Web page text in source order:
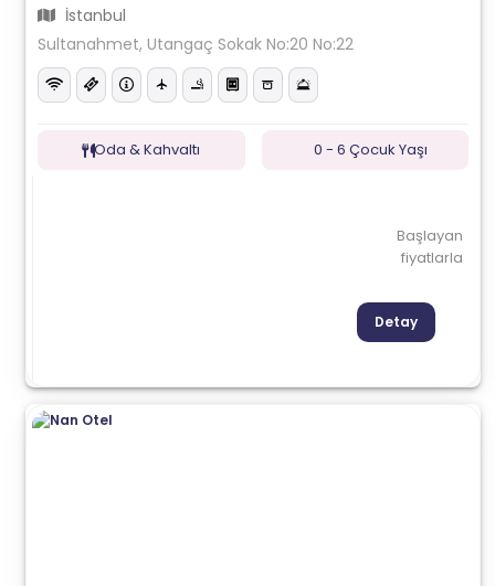
İstanbul
Sultanahmet, Utangaç Sokak No:20 No:22
Oda & Kahvaltı 0 - 6 Çocuk Yaşı
Başlayan
fiyatlarla
Detay